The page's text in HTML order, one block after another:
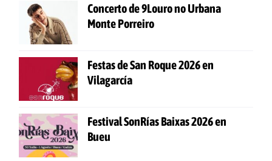
Concerto de 9Louro no Urbana
Monte Porreiro
Festas de San Roque 2026 en
Vilagarcía
Festival SonRías Baixas 2026 en
Bueu